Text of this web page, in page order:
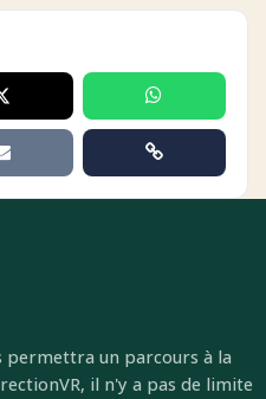
permettra un parcours à la
il n'y a pas de limite